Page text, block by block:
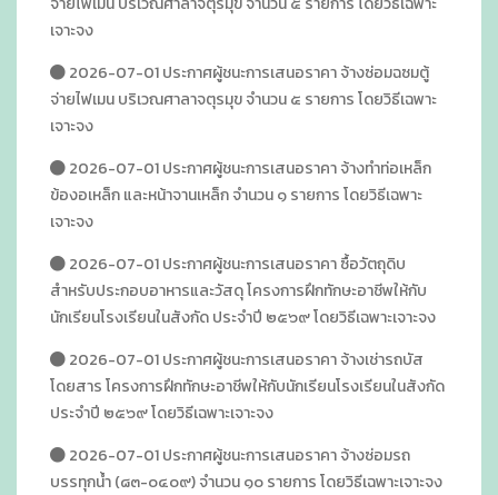
เจาะจง
2026-07-01 ประกาศผู้ชนะการเสนอราคา จ้างซ่อมฉซมตู้
จ่ายไฟเมน บริเวณศาลาจตุรมุข จำนวน ๕ รายการ โดยวิธีเฉพาะ
เจาะจง
2026-07-01 ประกาศผู้ชนะการเสนอราคา จ้างทำท่อเหล็ก
ข้องอเหล็ก และหน้าจานเหล็ก จำนวน ๑ รายการ โดยวิธีเฉพาะ
เจาะจง
2026-07-01 ประกาศผู้ชนะการเสนอราคา ซื้อวัตถุดิบ
สำหรับประกอบอาหารและวัสดุ โครงการฝึกทักษะอาชีพให้กับ
นักเรียนโรงเรียนในสังกัด ประจำปี ๒๕๖๙ โดยวิธีเฉพาะเจาะจง
2026-07-01 ประกาศผู้ชนะการเสนอราคา จ้างเช่ารถบัส
โดยสาร โครงการฝึกทักษะอาชีพให้กับนักเรียนโรงเรียนในสังกัด
ประจำปี ๒๕๖๙ โดยวิธีเฉพาะเจาะจง
2026-07-01 ประกาศผู้ชนะการเสนอราคา จ้างซ่อมรถ
บรรทุกน้ำ (๘๓-๐๔๐๙) จำนวน ๑๐ รายการ โดยวิธีเฉพาะเจาะจง